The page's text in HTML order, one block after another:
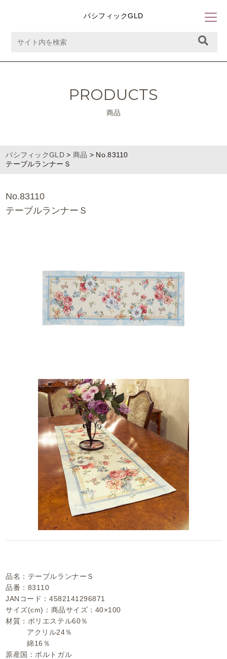
パシフィックGLD
PRODUCTS
商品
パシフィックGLD> 商品 > No.83110
テーブルランナーＳ
No.83110
テーブルランナーＳ
品名：テーブルランナーＳ
品番：83110
JANコード：4582141296871
サイズ(cm)：商品サイズ：40×100
材質：ポリエステル60％
アクリル24％
綿16％
原産国：ポルトガル